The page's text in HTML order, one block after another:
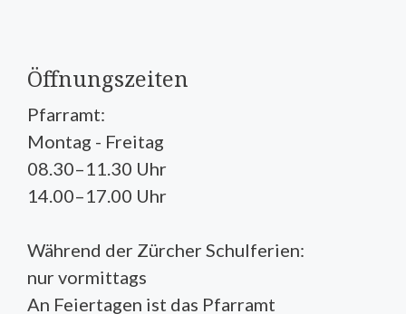
Öffnungszeiten
Pfarramt:
Montag - Freitag
08.30–11.30 Uhr
14.00–17.00 Uhr
Während der Zürcher Schulferien:
nur vormittags
An Feiertagen ist das Pfarramt